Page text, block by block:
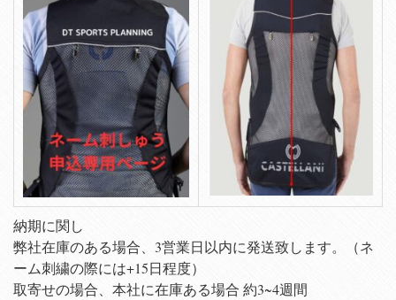
納期に関し
弊社在庫のある場合、3営業日以内に発送致します。（ネ
ーム刺繍の際には+15日程度）
取寄せの場合、本社に在庫ある場合 約3~4週間